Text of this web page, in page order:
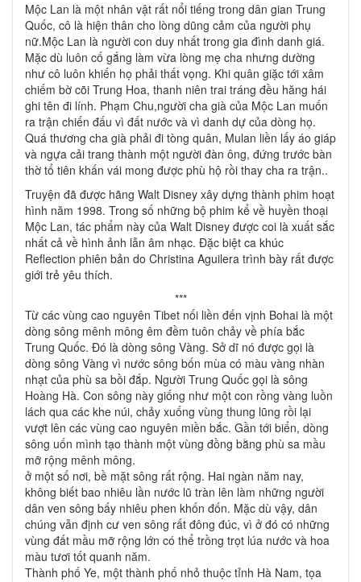
Mộc Lan là một nhân vật rất nổi tiếng trong dân gian Trung
Quốc, cô là hiện thân cho lòng dũng cảm của người phụ
nữ.Mộc Lan là người con duy nhất trong gia đình danh giá.
Mặc dù luôn cố gắng làm vừa lòng mẹ cha nhưng dường
như cô luôn khiến họ phải thất vọng. Khi quân giặc tới xâm
chiếm bờ cõi Trung Hoa, thanh niên trai tráng đều hăng hái
ghi tên đi lính. Phạm Chu,người cha già của Mộc Lan muốn
ra trận chiến đấu vì đất nước và vì danh dự của dòng họ.
Quá thương cha già phải đi tòng quân, Mulan liền lấy áo giáp
và ngựa cải trang thành một người đàn ông, đứng trước bàn
thờ tổ tiên khấn vái mong được phù hộ rồi thay cha ra trận..
Truyện đã được hãng Walt Disney xây dựng thành phim hoạt
hình năm 1998. Trong số những bộ phim kể về huyền thoại
Mộc Lan, tác phẩm này của Walt Disney được coi là xuất sắc
nhất cả về hình ảnh lẫn âm nhạc. Đặc biệt ca khúc
Reflection phiên bản do Christina Aguilera trình bày rất được
giới trẻ yêu thích.
***
Từ các vùng cao nguyên Tibet nối liền đến vịnh Bohai là một
dòng sông mênh mông êm đềm tuôn chảy về phía bắc
Trung Quốc. Đó là dòng sông Vàng. Sở dĩ nó được gọi là
dòng sông Vàng vì nước sông bốn mùa có màu vàng nhàn
nhạt của phù sa bồi đắp. Người Trung Quốc gọi là sông
Hoàng Hà. Con sông này giống như một con rồng vàng luồn
lách qua các khe núi, chảy xuống vùng thung lũng rồi lại
vượt lên các vùng cao nguyên miền bắc. Gần tới biển, dòng
sông uốn mình tạo thành một vùng đồng bằng phù sa mầu
mỡ rộng mênh mông.
ở một số nơi, bề mặt sông rất rộng. Hai ngàn năm nay,
không biết bao nhiêu lần nước lũ tràn lên làm những người
dân ven sông bấy nhiêu phen khốn đốn. Mặc dù vậy, dân
chúng vẫn định cư ven sông rất đông đúc, vì ở đó có những
vùng đất mầu mỡ rộng lớn có thể trồng trọt lúa nước và hoa
màu tươi tốt quanh năm.
Thành phố Ye, một thành phố nhỏ thuộc tỉnh Hà Nam, tọa